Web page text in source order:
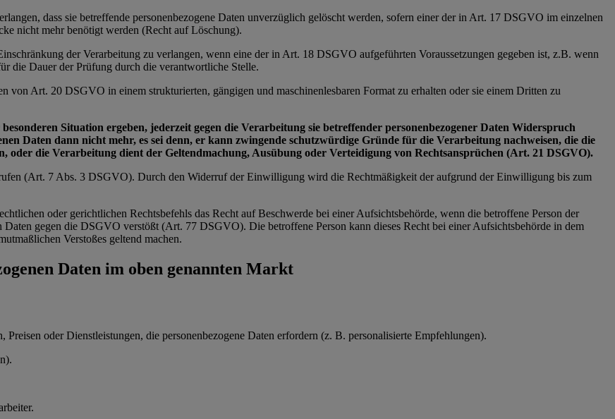
dass sie betreffende personenbezogene Daten unverzüglich gelöscht werden, sofern einer der in Art. 17 DSGVO im einzelnen
nicht mehr benötigt werden (Recht auf Löschung).
der Verarbeitung zu verlangen, wenn eine der in Art. 18 DSGVO aufgeführten Voraussetzungen gegeben ist, z.B. wenn
die Dauer der Prüfung durch die verantwortliche Stelle.
von Art. 20 DSGVO in einem strukturierten, gängigen und maschinenlesbaren Format zu erhalten oder sie einem Dritten zu
Situation ergeben, jederzeit gegen die Verarbeitung sie betreffender personenbezogener Daten Widerspruch
Daten dann nicht mehr, es sei denn, er kann zwingende schutzwürdige Gründe für die Verarbeitung nachweisen, die die
oder die Verarbeitung dient der Geltendmachung, Ausübung oder Verteidigung von Rechtsansprüchen (Art. 21 DSGVO).
(Art. 7 Abs. 3 DSGVO). Durch den Widerruf der Einwilligung wird die Rechtmäßigkeit der aufgrund der Einwilligung bis zum
oder gerichtlichen Rechtsbefehls das Recht auf Beschwerde bei einer Aufsichtsbehörde, wenn die betroffene Person der
Daten gegen die DSGVO verstößt (Art. 77 DSGVO). Die betroffene Person kann dieses Recht bei einer Aufsichtsbehörde in dem
Verstoßes geltend machen.
Daten im oben genannten Markt
oder Dienstleistungen, die personenbezogene Daten erfordern (z. B. personalisierte Empfehlungen).